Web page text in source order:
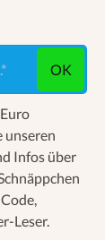
OK
unseren
Infos über
Leser.